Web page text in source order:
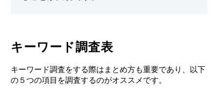
キーワード調査表
キーワード調査をする際はまとめ方も重要であり、以下
の５つの項目を調査するのがオススメです。